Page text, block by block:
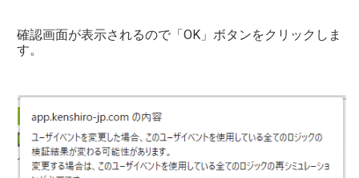
確認画面が表示されるので「OK」ボタンをクリックしま
す。